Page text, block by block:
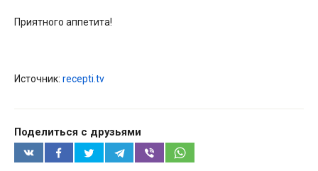
Приятного аппетита!
Источник: recepti.tv
Поделиться с друзьями